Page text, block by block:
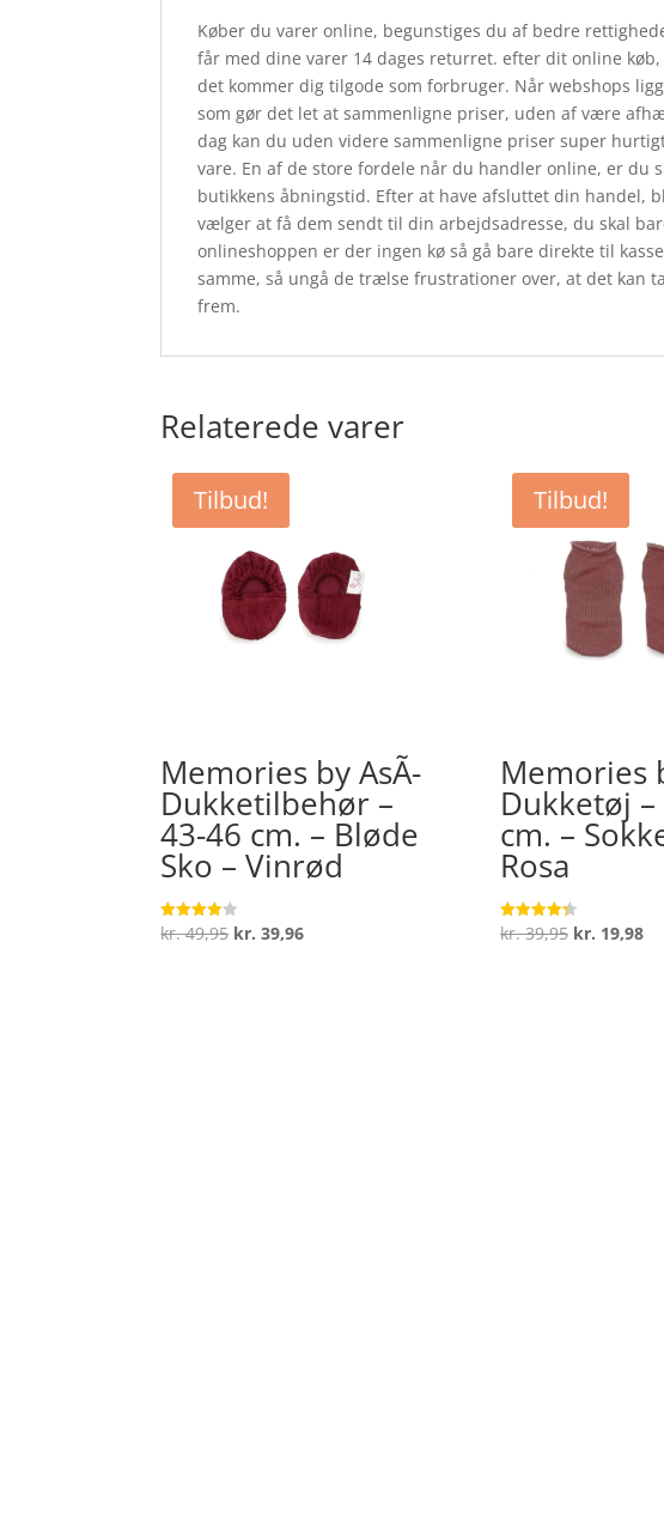
Køber du varer online, begunstiges du af bedre
får med dine varer 14 dages returret. efter dit online
det kommer dig tilgode som forbruger. Når webshops
som gør det let at sammenligne priser, uden af være
dag kan du uden videre sammenligne priser super
vare. En af de store fordele når du handler online, er
butikkens åbningstid. Efter at have afsluttet din handel,
vælger at få dem sendt til din arbejdsadresse, du skal
onlineshoppen er der ingen kø så gå bare direkte til
samme, så ungå de trælse frustrationer over, at det kan
frem.
Relaterede varer
Tilbud!
Memories by AsÃ­
Dukketilbehør –
43-46 cm. – Bløde
Sko – Vinrød
Vurderet
4
kr.49,95 Den
kr. 39,96Den
Tilbud!
Memories
Dukketøj –
cm. –
Rosa
Vurderet
4.3
kr.39,95 Den
kr. 19,98Den